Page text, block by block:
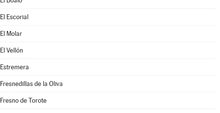
El Escorial
El Molar
El Vellón
Estremera
Fresnedillas de la Oliva
Fresno de Torote